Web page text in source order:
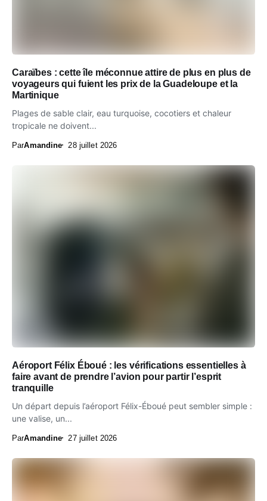
Caraïbes : cette île méconnue attire de plus en plus de
voyageurs qui fuient les prix de la Guadeloupe et la
Martinique
Plages de sable clair, eau turquoise, cocotiers et chaleur
tropicale ne doivent...
ParAmandine 28 juillet 2026
Aéroport Félix Éboué : les vérifications essentielles à
faire avant de prendre l’avion pour partir l’esprit
tranquille
Un départ depuis l’aéroport Félix-Éboué peut sembler simple :
une valise, un...
ParAmandine 27 juillet 2026